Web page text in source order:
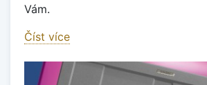
Vám.
Číst více